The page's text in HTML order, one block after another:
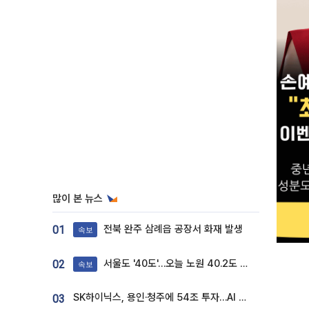
많이 본 뉴스
01 속보 전북 완주 삼례읍 공장서 화재 발생
02 속보 서울도 '40도'…오늘 노원 40.2도 기록
03 SK하이닉스, 용인·청주에 54조 투자…AI 메모리 생산기지 키운다